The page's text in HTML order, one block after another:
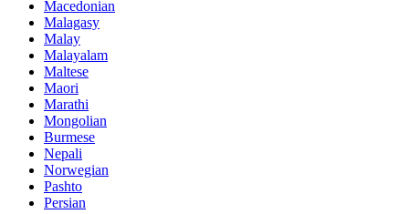
Macedonian
Malagasy
Malay
Malayalam
Maltese
Maori
Marathi
Mongolian
Burmese
Nepali
Norwegian
Pashto
Persian